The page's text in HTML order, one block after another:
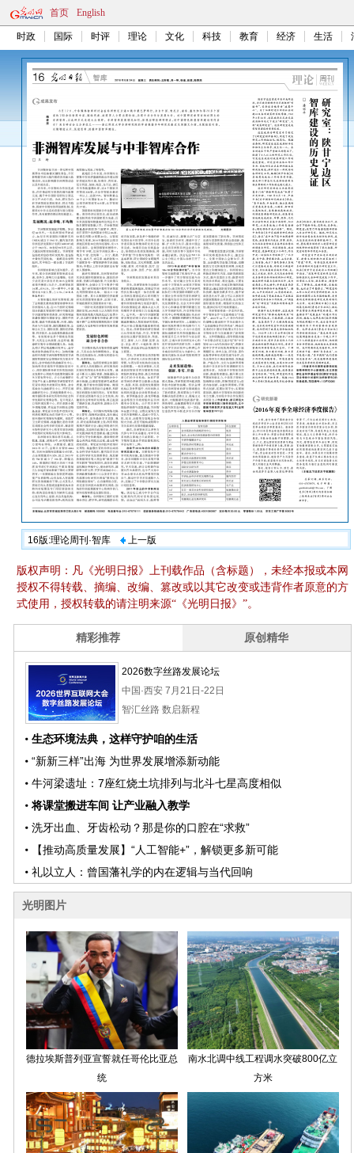
首页 English
时政 国际 时评 理论 文化 科技 教育 经济 生活
16版:理论周刊·智库 上一版
版权声明：凡《光明日报》上刊载作品（含标题），未经本报或本网
授权不得转载、摘编、改编、篡改或以其它改变或违背作者原意的方
式使用，授权转载的请注明来源“《光明日报》”。